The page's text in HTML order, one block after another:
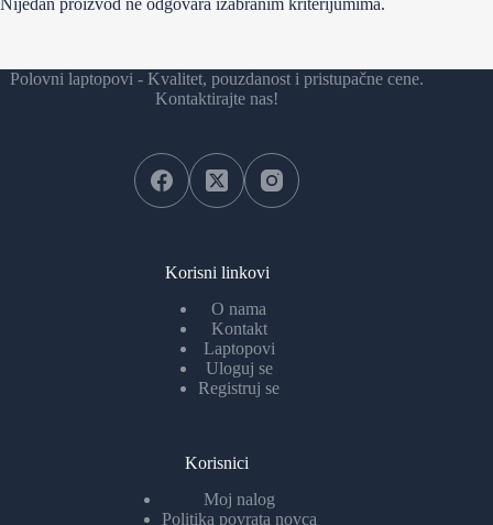
Nijedan proizvod ne odgovara izabranim kriterijumima.
Polovni laptopovi - Kvalitet, pouzdanost i pristupačne cene.
Kontaktirajte nas!
Korisni linkovi
O nama
Kontakt
Laptopovi
Uloguj se
Registruj se
Korisnici
Moj nalog
Politika povrata novca